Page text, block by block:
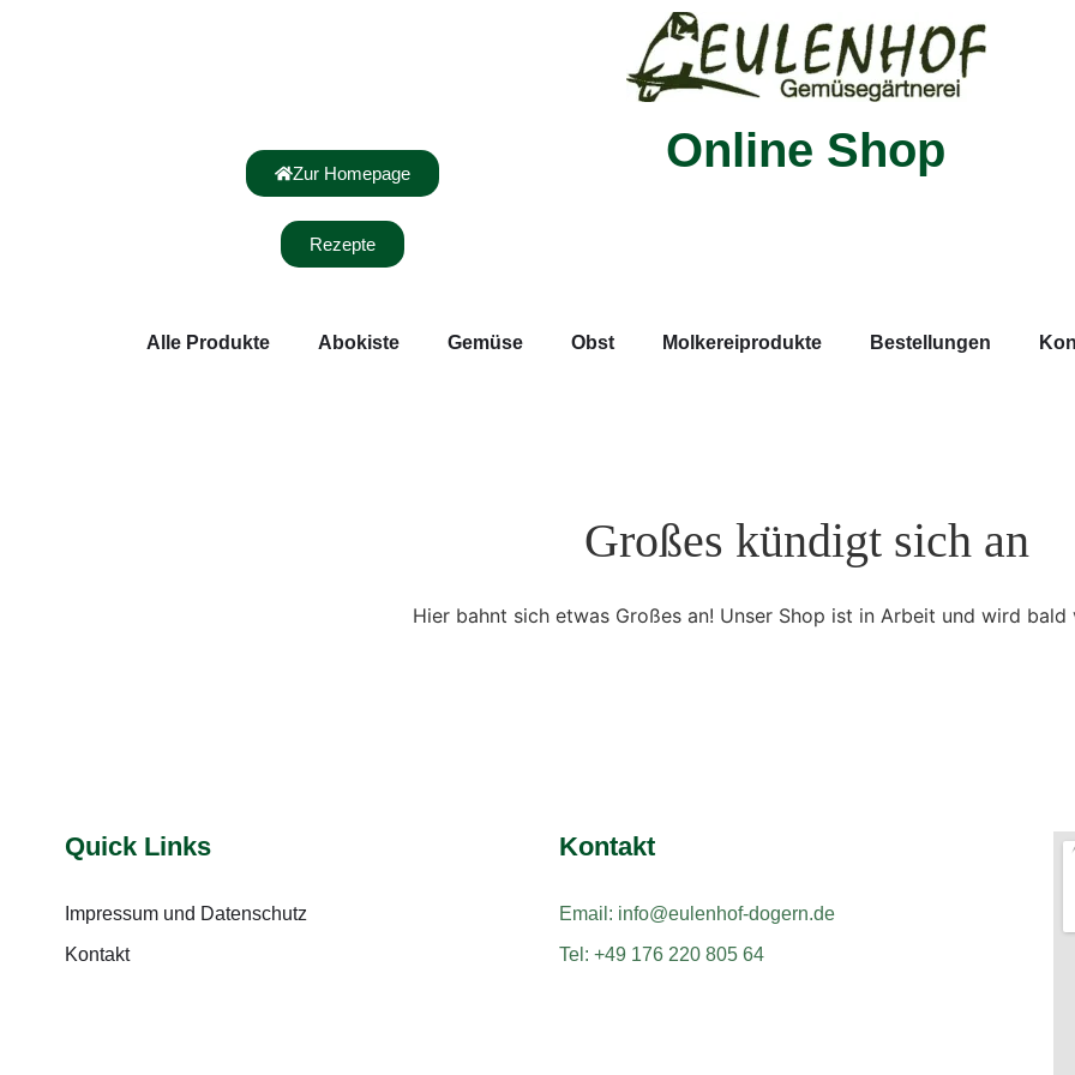
Zur Homepage
Rezepte
Online Shop
Alle Produkte Abokiste Gemüse Obst Molkereiprodukte Bestellungen
Großes kündigt sich an
Hier bahnt sich etwas Großes an! Unser Shop ist in Arbeit und wird
Quick Links
Impressum und Datenschutz
Kontakt
Kontakt
Email: info@eulenhof-dogern.de
Tel: +49 176 220 805 64